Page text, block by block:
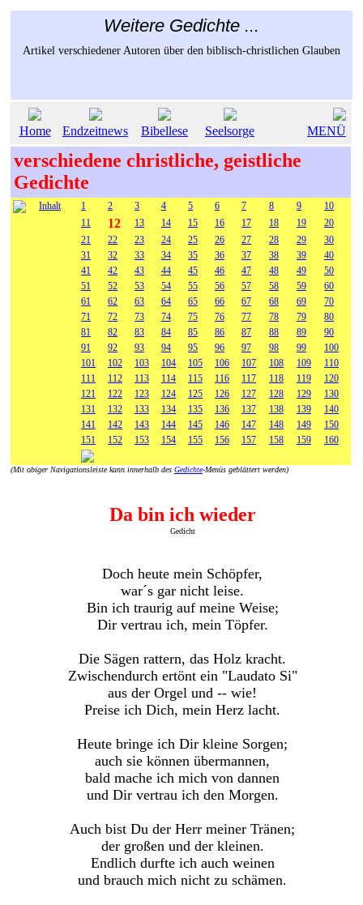
Weitere Gedichte ...
Artikel verschiedener Autoren über den biblisch-christlichen Glauben
Home Endzeitnews Bibellese Seelsorge MENÜ
verschiedene christliche, geistliche
Gedichte
Inhalt 1 2 3 4 5 6 7 8 9
10
11
12 13 14 15 16 17 18 19
20
21
22 23 24 25 26 27 28 29
30
31
32 33 34 35 36 37 38 39
40
41
42 43 44 45 46 47 48 49
50
51
52 53 54 55 56 57 58 59
60
61
62 63 64 65 66 67 68 69
70
71
72 73 74 75 76 77 78 79
80
81
82 83 84 85 86 87 88 89
90
91
92 93 94 95 96 97 98 99
100
101
102 103 104 105 106 107 108 109
110
111
112 113 114 115 116 117 118 119
120
121
122 123 124 125 126 127 128 129
130
131
132 133 134 135 136 137 138 139
140
141
142 143 144 145 146 147 148 149
150
151
152 153 154 155 156 157 158 159 160
(Mit obiger Navigationsleiste kann innerhalb des Gedichte-Menüs geblättert werden)
Da bin ich wieder
Gedicht
Doch heute mein Schöpfer,
war´s gar nicht leise.
Bin ich traurig auf meine Weise;
Dir vertrau ich, mein Töpfer.
Die Sägen rattern, das Holz kracht.
Zwischendurch ertönt ein "Laudato Si"
aus der Orgel und -- wie!
Preise ich Dich, mein Herz lacht.
Heute bringe ich Dir kleine Sorgen;
auch sie können übermannen,
bald mache ich mich von dannen
und Dir vertrau ich den Morgen.
Auch bist Du der Herr meiner Tränen;
der großen und der kleinen.
Endlich durfte ich auch weinen
und brauch mich nicht zu schämen.